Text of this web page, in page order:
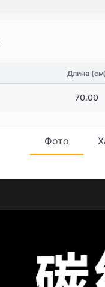
Длина
70.00
Фото